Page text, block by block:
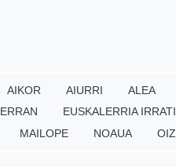
AIKOR AIURRI ALEA
ERRAN EUSKALERRIA
MAILOPE NOAUA